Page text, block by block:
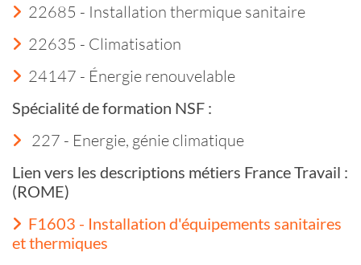
22685 - Installation thermique sanitaire
22635 - Climatisation
24147 - Énergie renouvelable
Spécialité de formation NSF :
227 - Energie, génie climatique
Lien vers les descriptions métiers France Travail :
(ROME)
F1603 - Installation d'équipements sanitaires
et thermiques